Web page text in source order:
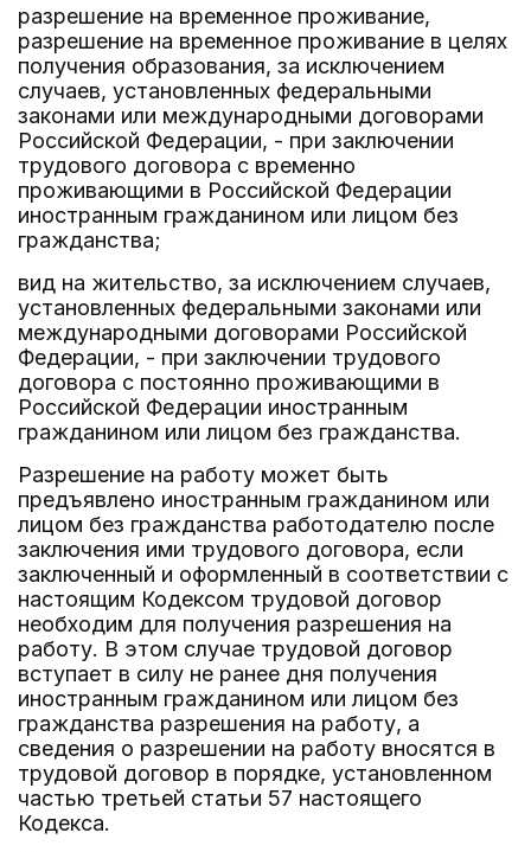
разрешение на временное проживание,
разрешение на временное проживание в целях
получения образования, за исключением
случаев, установленных федеральными
законами или международными договорами
Российской Федерации, - при заключении
трудового договора с временно
проживающими в Российской Федерации
иностранным гражданином или лицом без
гражданства;
вид на жительство, за исключением случаев,
установленных федеральными законами или
международными договорами Российской
Федерации, - при заключении трудового
договора с постоянно проживающими в
Российской Федерации иностранным
гражданином или лицом без гражданства.
Разрешение на работу может быть
предъявлено иностранным гражданином или
лицом без гражданства работодателю после
заключения ими трудового договора, если
заключенный и оформленный в соответствии с
настоящим Кодексом трудовой договор
необходим для получения разрешения на
работу. В этом случае трудовой договор
вступает в силу не ранее дня получения
иностранным гражданином или лицом без
гражданства разрешения на работу, а
сведения о разрешении на работу вносятся в
трудовой договор в порядке, установленном
частью третьей статьи 57 настоящего
Кодекса.